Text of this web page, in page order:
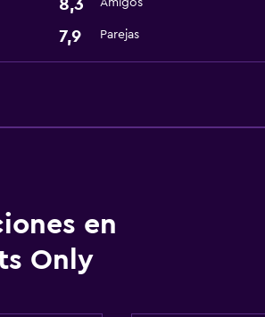
8,3 Amigos
7,9 Parejas
en
Only